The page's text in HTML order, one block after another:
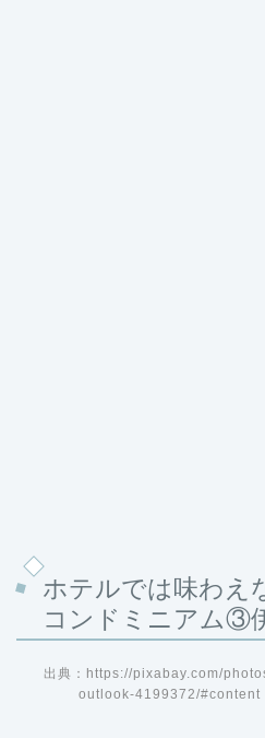
ホテルでは味わえ
コンドミニアム③
出典：https://pixabay.com/
outlook-4199372/#content